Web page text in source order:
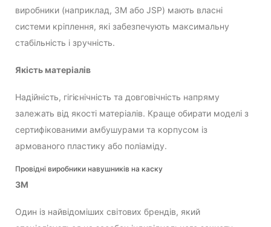
виробники (наприклад, 3M або JSP) мають власні
системи кріплення, які забезпечують максимальну
стабільність і зручність.
Якість матеріалів
Надійність, гігієнічність та довговічність напряму
залежать від якості матеріалів. Краще обирати моделі з
сертифікованими амбушурами та корпусом із
армованого пластику або поліаміду.
Провідні виробники навушників на каску
3M
Один із найвідоміших світових брендів, який